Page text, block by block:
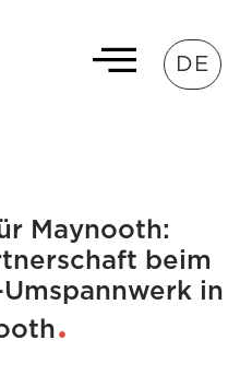
DE
Maynooth:
beim
in